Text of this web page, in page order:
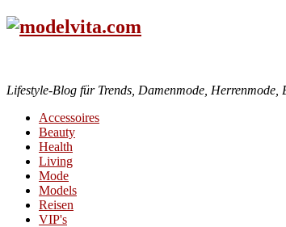
Lifestyle-Blog für Trends, Damenmode, Herrenmode,
Accessoires
Beauty
Health
Living
Mode
Models
Reisen
VIP's